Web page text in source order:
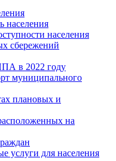
населения
населения
сбережений
в 2022 году
муниципального
плановых и
на
услуги для населения